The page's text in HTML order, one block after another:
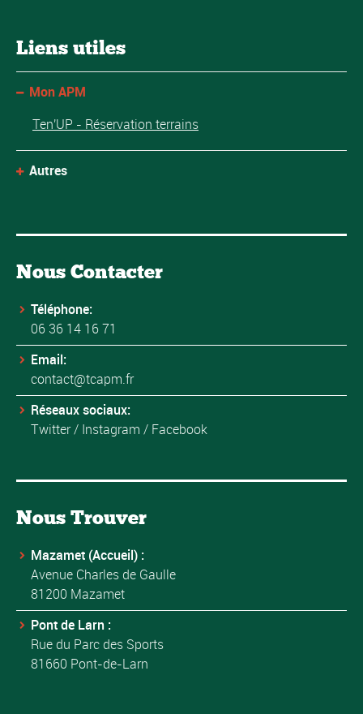
Liens utiles
Mon APM
Ten'UP - Réservation terrains
Autres
Nous Contacter
Téléphone:
06 36 14 16 71
Email:
contact@tcapm.fr
Réseaux sociaux:
Twitter/ Instagram / Facebook
Nous Trouver
Mazamet (Accueil) :
Avenue Charles de Gaulle
81200 Mazamet
Pont de Larn :
Rue du Parc des Sports
81660 Pont-de-Larn